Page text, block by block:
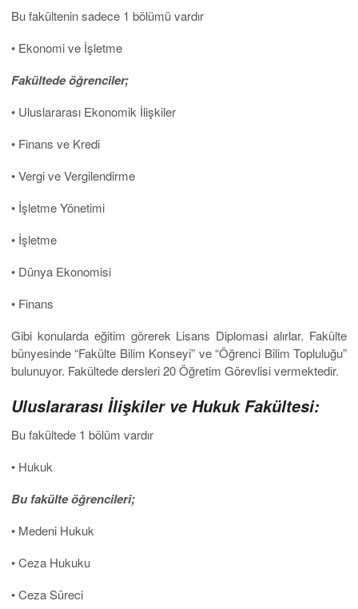
Bu fakültenin sadece 1 bölümü vardır
• Ekonomi ve İşletme
Fakültedeöğrenciler;
• Uluslararası Ekonomik İlişkiler
• Finans ve Kredi
• Vergi ve Vergilendirme
• İşletme Yönetimi
• İşletme
• Dünya Ekonomisi
• Finans
Gibi konularda eğitim görerek Lisans Diplomasi alırlar. Fakülte
bünyesinde “Fakülte Bilim Konseyi” ve “Öğrenci Bilim Topluluğu”
bulunuyor. Fakültede dersleri 20 Öğretim Görevlisi vermektedir.
Uluslararası İlişkiler ve Hukuk Fakültesi:
Bu fakültede 1 bölüm vardır
• Hukuk
Bu fakülteöğrencileri;
• Medeni Hukuk
• Ceza Hukuku
• Ceza Süreci